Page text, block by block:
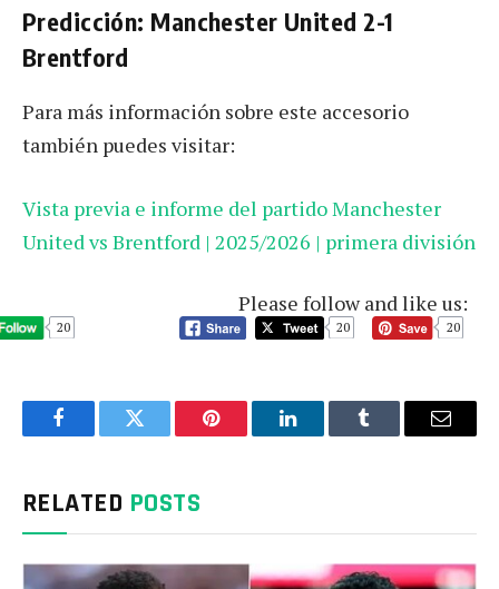
Predicción: Manchester United 2-1
Brentford
Para más información sobre este accesorio
también puedes visitar:
Vista previa e informe del partido Manchester
United vs Brentford | 2025/2026 | primera división
Please follow and like us:
20 20 20
FacebookTwitter Pinterest LinkedInTumblr Email
RELATED POSTS